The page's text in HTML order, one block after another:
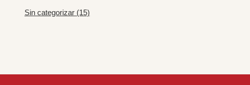
Sin categorizar (15)